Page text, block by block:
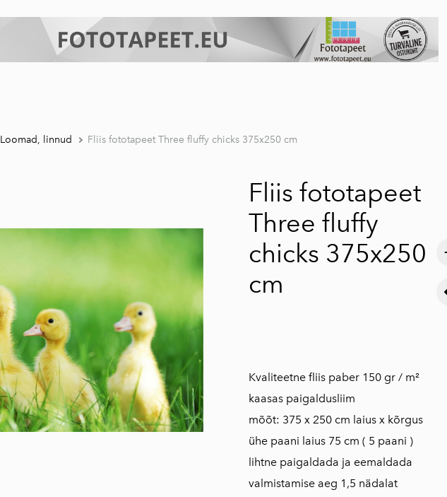
lisati ostukorvi.
Loomad, linnud Fliis fototapeet Three fluffy chicks 375x250 cm
Fliis fototapeet
Three fluffy
chicks 375x250
cm
​​​​​​​​​​​​​Kvaliteetne fliis paber 150 gr / m²
kaasas paigaldusliim
mõõt: 375 x 250 cm laius x kõrgus
ühe paani laius 75 cm ( 5 paani )
lihtne paigaldada ja eemaldada
valmistamise aeg 1,5 nädalat